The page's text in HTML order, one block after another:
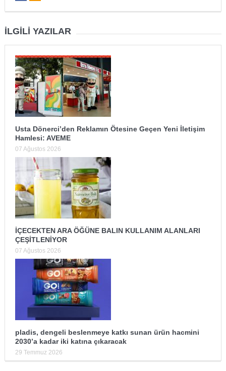
İLGILI YAZILAR
Usta Dönerci’den Reklamın Ötesine Geçen Yeni İletişim
Hamlesi: AVEME
07 Ağustos 2026
İÇECEKTEN ARA ÖĞÜNE BALIN KULLANIM ALANLARI
ÇEŞİTLENİYOR
07 Ağustos 2026
pladis, dengeli beslenmeye katkı sunan ürün hacmini
2030’a kadar iki katına çıkaracak
29 Temmuz 2026